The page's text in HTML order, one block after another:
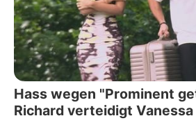
Hass wegen "Prominent
Richard verteidigt Vanessa